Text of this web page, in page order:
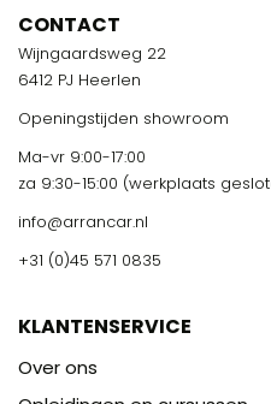
CONTACT
Wijngaardsweg 22
6412 PJ Heerlen
Openingstijden showroom
Ma-vr 9:00-17:00
za 9:30-15:00 (werkplaats
info@arrancar.nl
+31 (0)45 571 0835
KLANTENSERVICE
Over ons